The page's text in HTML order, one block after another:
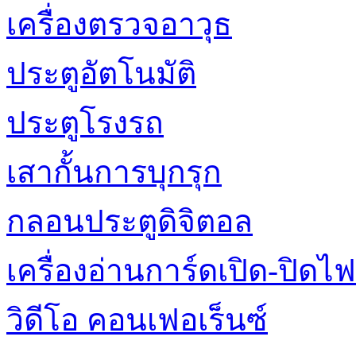
เครื่องตรวจอาวุธ
ประตูอัตโนมัติ
ประตูโรงรถ
เสากั้นการบุกรุก
กลอนประตูดิจิตอล
เครื่องอ่านการ์ดเปิด-ปิดไฟ
วิดีโอ คอนเฟอเร็นซ์